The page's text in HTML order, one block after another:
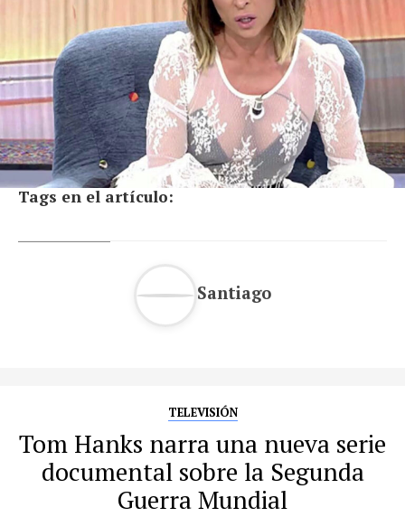
Tags en el artículo:
Santiago
TELEVISIÓN
Tom Hanks narra una nueva serie
documental sobre la Segunda
Guerra Mundial